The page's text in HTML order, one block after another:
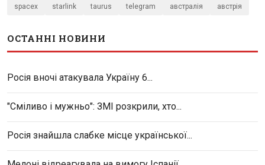
spacex starlink taurus telegram австралія австрія
ОСТАННІ НОВИНИ
Росія вночі атакувала Україну 6...
"Сміливо і мужньо": ЗМІ розкрили, хто...
Росія знайшла слабке місце української...